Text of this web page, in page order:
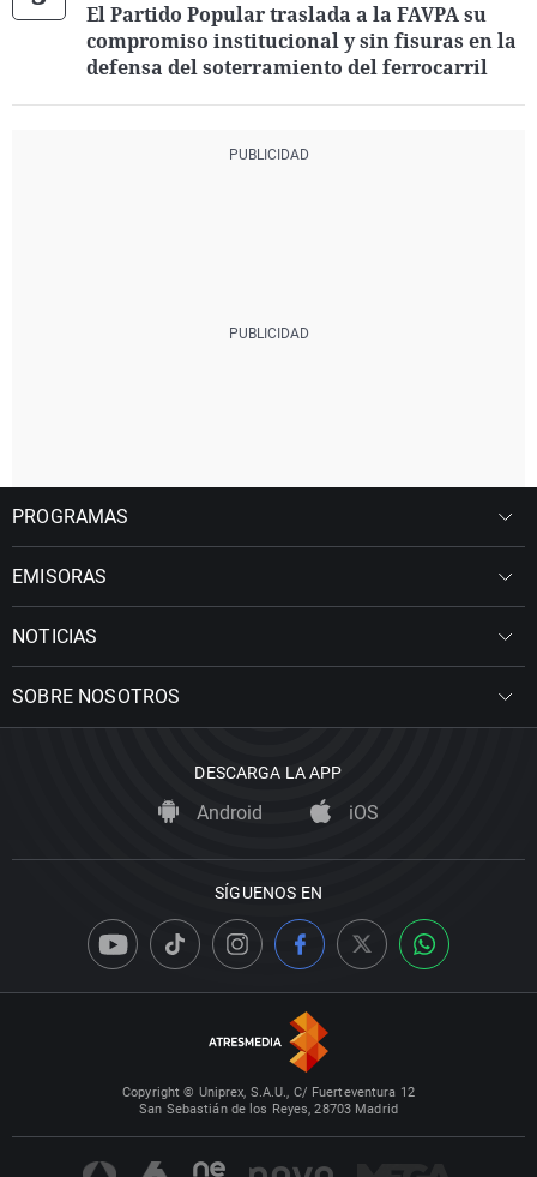
El Partido Popular traslada a la FAVPA su
compromiso institucional y sin fisuras en la
defensa del soterramiento del ferrocarril
PROGRAMAS
EMISORAS
NOTICIAS
SOBRE NOSOTROS
DESCARGA LA APP
Android iOS
SÍGUENOS EN
Copyright © Uniprex, S.A.U., C/ Fuerteventura 12
San Sebastián de los Reyes, 28703 Madrid